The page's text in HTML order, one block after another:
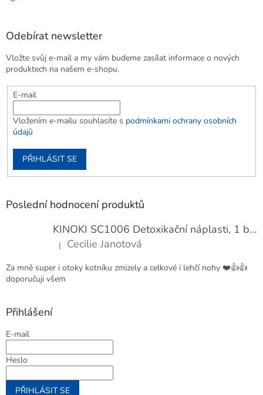
Odebírat newsletter
Vložte svůj e-mail a my vám budeme zasílat informace o nových
produktech na našem e-shopu.
E-mail
Vložením e-mailu souhlasíte s podmínkami ochrany osobních
údajů
PŘIHLÁSIT SE
Poslední hodnocení produktů
KINOKI SC1006 Detoxikační náplasti, 1 balení - 10 ks
Hodnocení produktu je 4 z 5 hvězdiček.
| Cecilie Janotová
Za mně super i otoky kotníku zmizely a celkové i lehčí nohy ❤️👍👍
doporučuji všem
Přihlášení
E-mail
Heslo
PŘIHLÁSIT SE